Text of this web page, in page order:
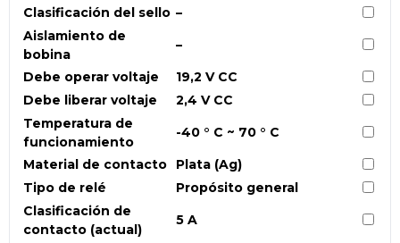
Clasificación del sello –
Aislamiento de
bobina
–
Debe operar voltaje
19,2 V CC
Debe liberar voltaje
2,4 V CC
Temperatura de
funcionamiento
-40 ° C ~ 70 ° C
Material de contacto
Plata (Ag)
Tipo de relé
Propósito general
Clasificación de
contacto (actual)
5 A